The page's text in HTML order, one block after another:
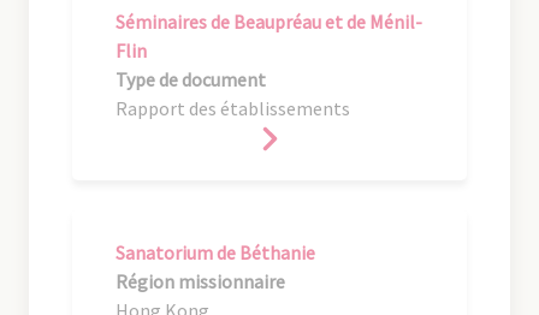
Séminaires de Beaupréau et de Ménil-
Flin
Type de document
Rapport des établissements
Sanatorium de Béthanie
Région missionnaire